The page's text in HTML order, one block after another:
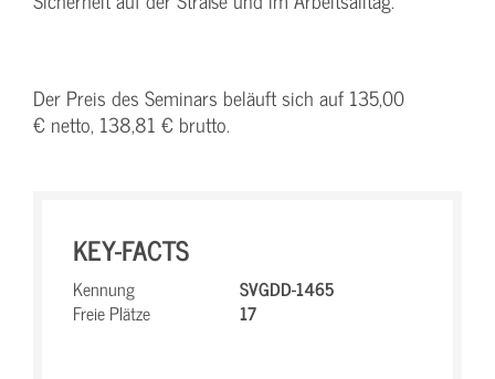
Der Preis des Seminars beläuft sich auf 135,00
€ netto, 138,81 € brutto.
KEY-FACTS
Kennung
SVGDD-1465
Freie Plätze
17